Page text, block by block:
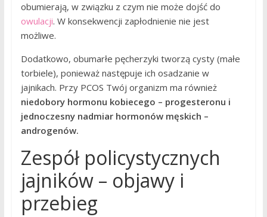
obumierają, w związku z czym nie może dojść do
owulacji. W konsekwencji zapłodnienie nie jest
możliwe.
Dodatkowo, obumarłe pęcherzyki tworzą cysty (małe
torbiele), ponieważ następuje ich osadzanie w
jajnikach. Przy PCOS Twój organizm ma również
niedobory hormonu kobiecego – progesteronu i
jednoczesny nadmiar hormonów męskich –
androgenów.
Zespół policystycznych
jajników – objawy i
przebieg